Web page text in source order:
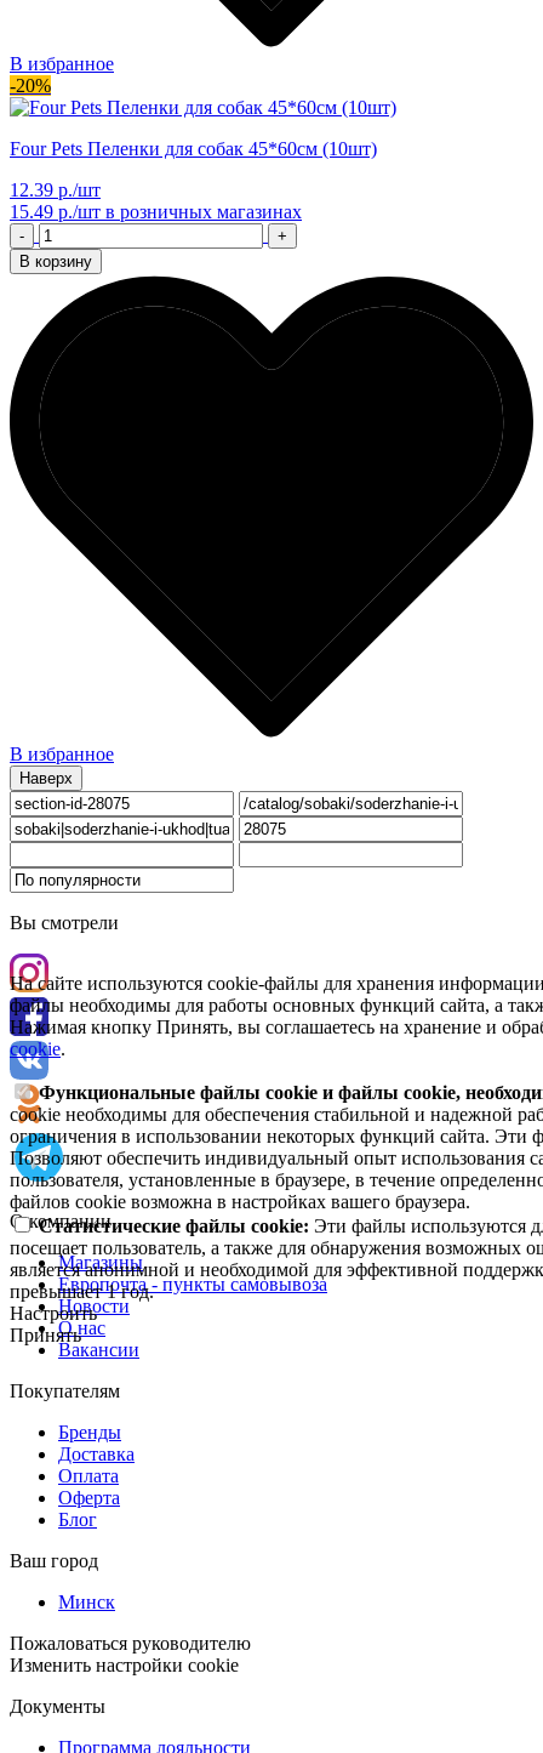
В избранное
-20%
Four Pets Пеленки для собак 45*60см (10шт)
12.39 р./шт
15.49 р./шт в розничных магазинах
-
+
В корзину
В избранное
Наверх
Вы смотрели
На сайте используются cookie-файлы для хранения
файлы необходимы для работы основных функций сайта, а
Нажимая кнопку Принять, вы соглашаетесь на хранение и
cookie.
Функциональные файлы cookie и файлы cookie,
cookie необходимы для обеспечения стабильной и надежной
ограничения в использовании некоторых функций сайта. Эти
Позволяют обеспечить индивидуальный опыт использования
пользователя, установленные в браузере, в течение
файлов cookie возможна в настройках вашего браузера.
Статистические файлы cookie: Эти файлы используются
посещает пользователь, а также для обнаружения возможных
является анонимной и необходимой для эффективной
превышает 1 год.
Настроить
Принять
О компании
Магазины
Европочта - пункты самовывоза
Новости
О нас
Вакансии
Покупателям
Бренды
Доставка
Оплата
Оферта
Блог
Ваш город
Минск
Пожаловаться руководителю
Изменить настройки cookie
Документы
Программа лояльности